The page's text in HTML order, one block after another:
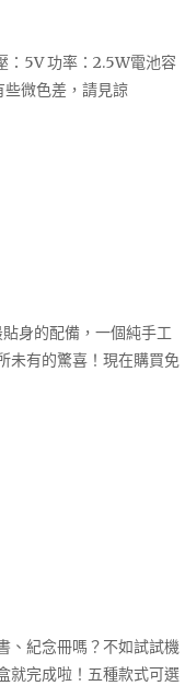
：5V 功率：2.5W電池容
微色差，請見諒
身的配備，一個純手工
未有的驚喜！現在購買免
、紀念冊嗎？不如試試機
就完成啦！五種款式可選